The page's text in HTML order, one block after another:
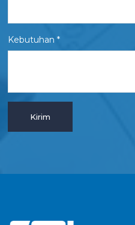
Kebutuhan *